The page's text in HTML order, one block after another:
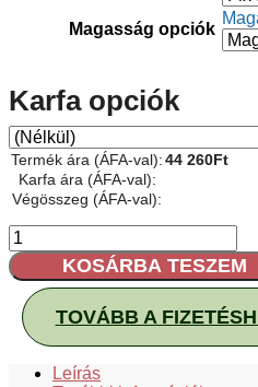
Magasság opciók
Karfa opciók
Termék ára (ÁFA-val):44 260Ft
Karfa ára (ÁFA-val):
Végösszeg (ÁFA-val):
Tulip
Ring
munkaszék,
laborszék
mennyiség
KOSÁRBA TESZEM
TOVÁBB A
Leírás